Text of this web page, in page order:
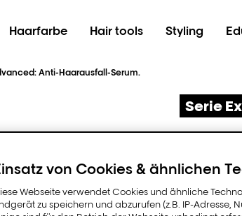
Haarfarbe Hair tools Styling
Anti-Haarausfall-Serum.
Serie
von Cookies & ähnlichen
Webseite verwendet Cookies und ähnliche
zu speichern und abzurufen (z.B. IP-Adresse,